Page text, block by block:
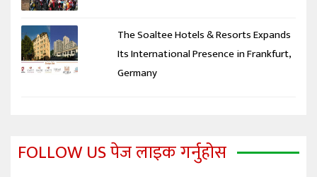
The Soaltee Hotels & Resorts Expands
Its International Presence in Frankfurt,
Germany
FOLLOW US पेज लाइक गर्नुहोस